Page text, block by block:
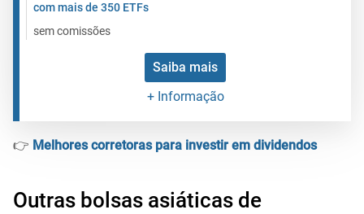
com mais de 350 ETFs
sem comissões
Saiba mais
+ Informação
👉 Melhores corretoras para investir em dividendos
Outras bolsas asiáticas de